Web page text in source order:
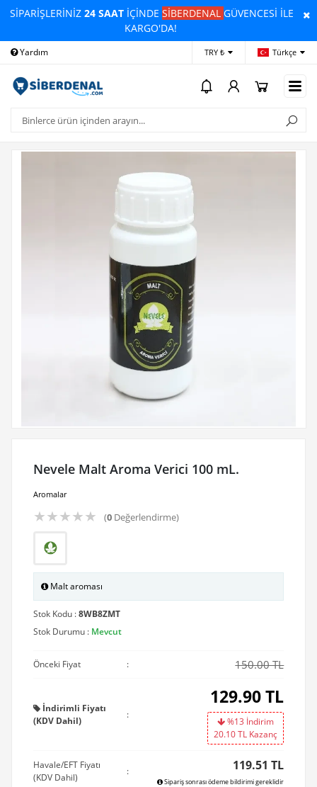
SİPARİŞLERİNİZ24 SAAT İÇİNDESİBERDENALGÜVENCESİ İLE
KARGO'DA!
Yardım Ödeme Bildirimi
TRY ₺ Türkçe
Nevele Malt Aroma Verici 100 mL.
Aromalar
★★★★★ (0Değerlendirme)
Malt aroması
Stok Kodu :8WB8ZMT
Stok Durumu : Mevcut
Önceki Fiyat : 150.00 TL
İndirimli Fiyatı
(KDV Dahil)
:
129.90TL
%13 İndirim
20.10TL Kazanç
Havale/EFT Fiyatı
(KDV Dahil)
: 119.51 TL
Sipariş sonrası ödeme bildirimi gereklidir